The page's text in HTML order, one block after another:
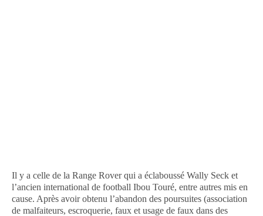
Il y a celle de la Range Rover qui a éclaboussé Wally Seck et
l’ancien international de football Ibou Touré, entre autres mis en
cause. Après avoir obtenu l’abandon des poursuites (association
de malfaiteurs, escroquerie, faux et usage de faux dans des